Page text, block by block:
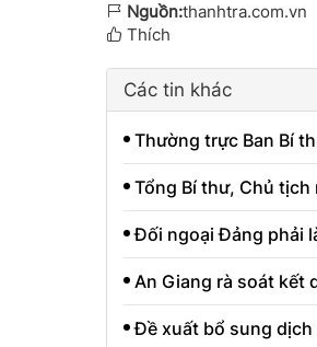
Nguồn:thanhtra.com.vn
Thích
Các tin khác
Thường trực Ban Bí
Tổng Bí thư, Chủ
Đối ngoại Đảng phải
An Giang rà soát kết
Đề xuất bổ sung dịch